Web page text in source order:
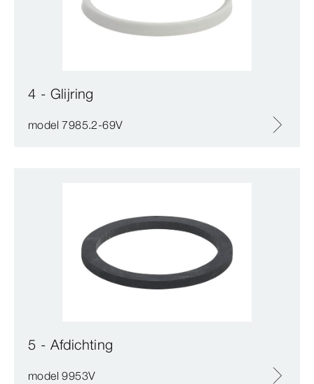
4 - Glijring
model 7985.2-69V
5 - Afdichting
model 9953V